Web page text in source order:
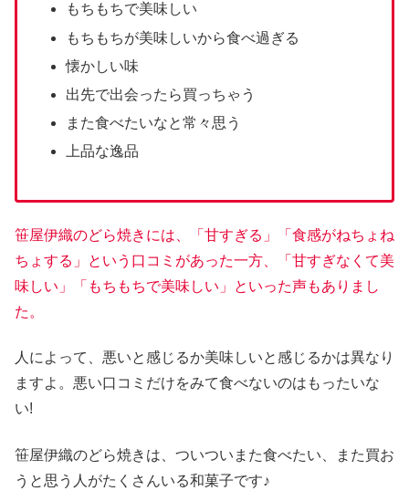
もちもちで美味しい
もちもちが美味しいから食べ過ぎる
懐かしい味
出先で出会ったら買っちゃう
また食べたいなと常々思う
上品な逸品
笹屋伊織のどら焼きには、「甘すぎる」「食感がねちょね
ちょする」という口コミがあった一方、「甘すぎなくて美
味しい」「もちもちで美味しい」といった声もありまし
た。
人によって、悪いと感じるか美味しいと感じるかは異なり
ますよ。悪い口コミだけをみて食べないのはもったいな
い!
笹屋伊織のどら焼きは、ついついまた食べたい、また買お
うと思う人がたくさんいる和菓子です♪